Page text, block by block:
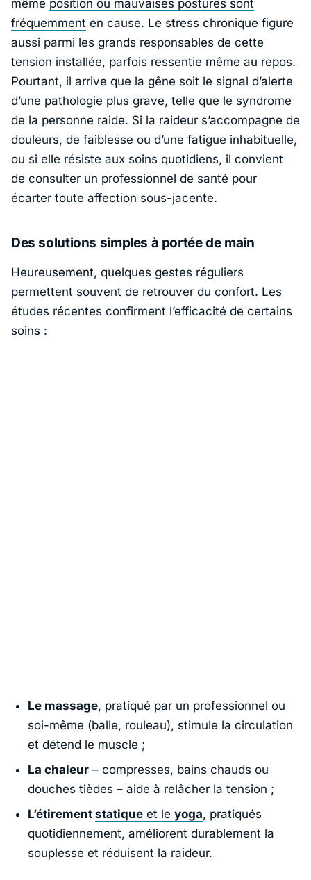
même position ou mauvaises postures sont
fréquemment en cause. Le stress chronique figure
aussi parmi les grands responsables de cette
tension installée, parfois ressentie même au repos.
Pourtant, il arrive que la gêne soit le signal d’alerte
d’une pathologie plus grave, telle que le syndrome
de la personne raide. Si la raideur s’accompagne de
douleurs, de faiblesse ou d’une fatigue inhabituelle,
ou si elle résiste aux soins quotidiens, il convient
de consulter un professionnel de santé pour
écarter toute affection sous-jacente.
Des solutions simples à portée de main
Heureusement, quelques gestes réguliers
permettent souvent de retrouver du confort. Les
études récentes confirment l’efficacité de certains
soins :
Le massage, pratiqué par un professionnel ou
soi-même (balle, rouleau), stimule la circulation
et détend le muscle ;
La chaleur – compresses, bains chauds ou
douches tièdes – aide à relâcher la tension ;
L’étirement statique et le yoga, pratiqués
quotidiennement, améliorent durablement la
souplesse et réduisent la raideur.